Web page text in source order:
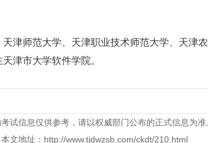
师范大学、天津职业技术师范大学、天津
津市大学软件学院。
试信息仅供参考，请以权威部门公布的正式信息为准
文地址：http://www.tjdwzsb.com/ckdt/210.html